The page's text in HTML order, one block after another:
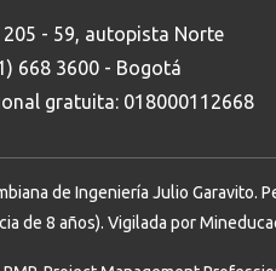
205 - 59, autopista Norte
668 3600 - Bogotá
gratuita: 018000112668
de Ingeniería Julio Garavito.
de 8 años). Vigilada por